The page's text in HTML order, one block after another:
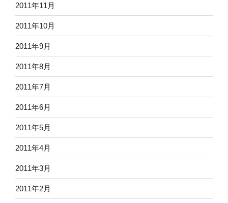
2011年11月
2011年10月
2011年9月
2011年8月
2011年7月
2011年6月
2011年5月
2011年4月
2011年3月
2011年2月